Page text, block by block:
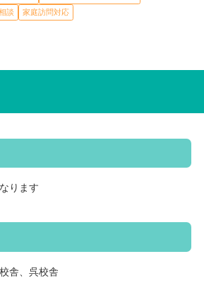
談 家庭訪問対応
ります
舎、呉校舎